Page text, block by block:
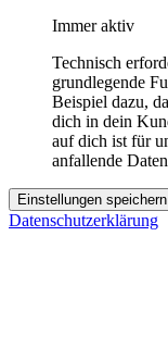
Immer aktiv
Technisch
grundlegende
Beispiel dazu,
dich in dein
auf dich ist für
anfallende
Einstellungen speichern
Datenschutzerklärung